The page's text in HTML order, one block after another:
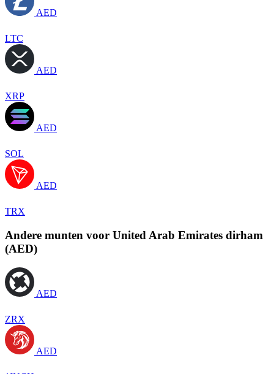
AED
LTC
AED
XRP
AED
SOL
AED
TRX
Andere munten voor United Arab Emirates dirham
(AED)
AED
ZRX
AED